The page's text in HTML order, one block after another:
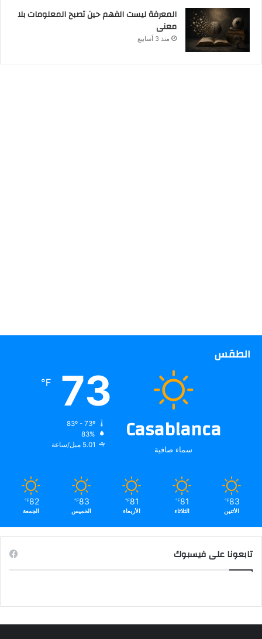
المعرفة ليست الفهم حين تصبح المعلومات بلا
معنى
منذ 3 أسابيع
الطقس
Casablanca
سماء صافية
73
℉
83%
5.01 ميل/ساعة
83
℉
الأثنين
81
℉
الثلاثاء
81
℉
الأربعاء
83
℉
الخميس
82
℉
الجمعة
تابعونا على فيسبوك